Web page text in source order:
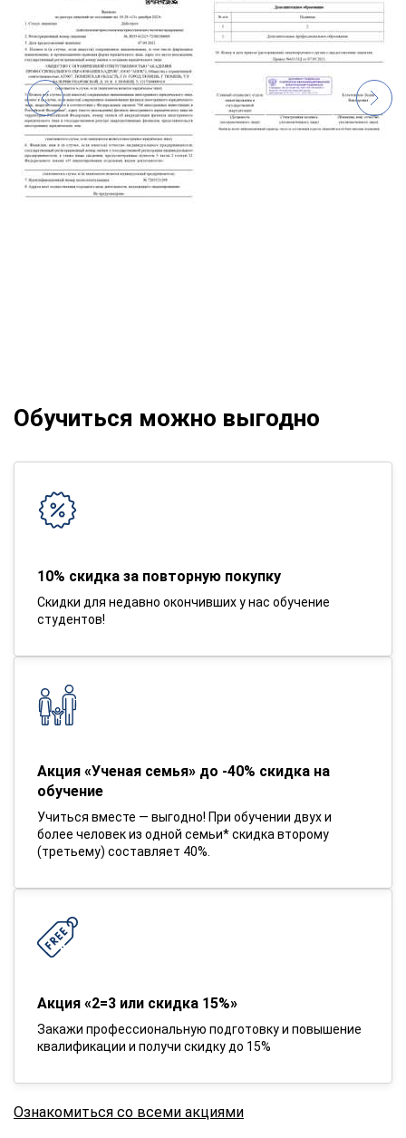
Обучиться можно выгодно
10% скидка за повторную покупку
Скидки для недавно окончивших у нас обучение
студентов!
Акция «Ученая семья» до -40% скидка на
обучение
Учиться вместе — выгодно! При обучении двух и
более человек из одной семьи* скидка второму
(третьему) составляет 40%.
Акция «2=3 или скидка 15%»
Закажи профессиональную подготовку и повышение
квалификации и получи скидку до 15%
Ознакомиться со всеми акциями